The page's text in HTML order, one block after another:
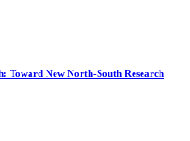
Toward New North-South Research